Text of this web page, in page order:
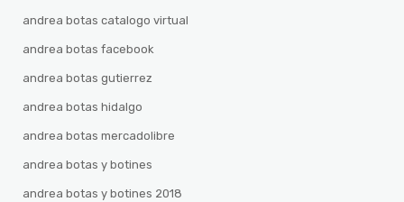
andrea botas catalogo virtual
andrea botas facebook
andrea botas gutierrez
andrea botas hidalgo
andrea botas mercadolibre
andrea botas y botines
andrea botas y botines 2018